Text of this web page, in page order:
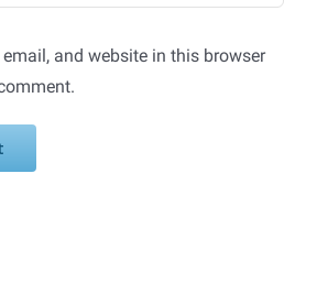
and website in this browser